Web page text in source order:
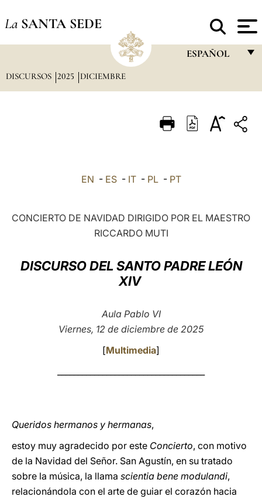
La SANTA SEDE
ESPAÑOL
ITALIANO
POLSKI
中文
DISCURSOS 2025 DICIEMBRE
EN - ES- IT- PL- PT
CONCIERTO DE NAVIDAD DIRIGIDO POR EL MAESTRO
RICCARDO MUTI
DISCURSO DEL SANTO PADRE LEÓN
XIV
Aula Pablo VI
Viernes, 12 de diciembre de 2025
[Multimedia]
Queridos hermanos y hermanas,
estoy muy agradecido por este Concierto, con motivo
de la Navidad del Señor. San Agustín, en su tratado
sobre la música, la llama scientia bene modulandi,
relacionándola con el arte de guiar el corazón hacia